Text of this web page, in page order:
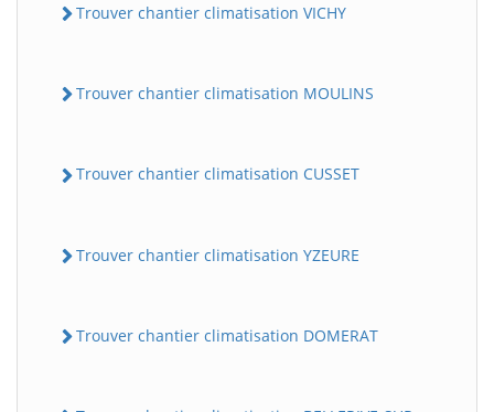
Trouver chantier climatisation VICHY
Trouver chantier climatisation MOULINS
Trouver chantier climatisation CUSSET
Trouver chantier climatisation YZEURE
Trouver chantier climatisation DOMERAT